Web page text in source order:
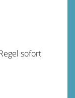
sofort